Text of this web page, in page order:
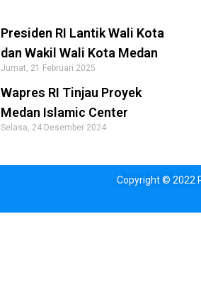
Presiden RI Lantik Wali Kota
dan Wakil Wali Kota Medan
Jumat, 21 Februari 2025
Wapres RI Tinjau Proyek
Medan Islamic Center
Selasa, 24 Desember 2024
Copyright © 2022